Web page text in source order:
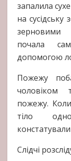
запалила
на сусідську
зерновими
почала
допомогою
Пожежу
чоловіком
пожежу.
тіло
констатували
Слідчі